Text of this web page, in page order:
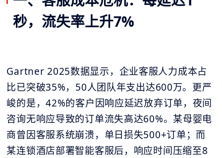
秒，流失率上升7%
Gartner 2025数据显示，企业客服人力成本占
比已突破35%，50人团队年支出达600万。更严
峻的是，42%的客户因响应延迟放弃订单，夜间
咨询无响应导致的订单流失高达60%。某母婴电
商曾因客服系统崩溃，单日损失500+订单；而
某连锁酒店部署智能客服后，响应时间压缩至8